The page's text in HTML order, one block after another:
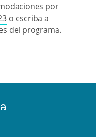
por
o escriba a
del programa.